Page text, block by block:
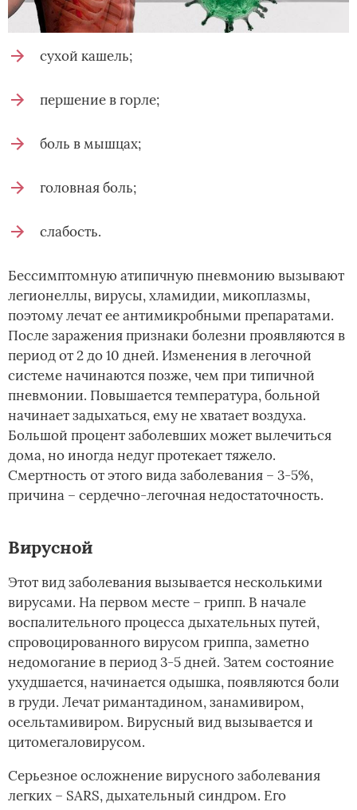
сухой кашель;
першение в горле;
боль в мышцах;
головная боль;
слабость.
Бессимптомную атипичную пневмонию вызывают
легионеллы, вирусы, хламидии, микоплазмы,
поэтому лечат ее антимикробными препаратами.
После заражения признаки болезни проявляются в
период от 2 до 10 дней. Изменения в легочной
системе начинаются позже, чем при типичной
пневмонии. Повышается температура, больной
начинает задыхаться, ему не хватает воздуха.
Большой процент заболевших может вылечиться
дома, но иногда недуг протекает тяжело.
Смертность от этого вида заболевания – 3-5%,
причина – сердечно-легочная недостаточность.
Вирусной
Этот вид заболевания вызывается несколькими
вирусами. На первом месте – грипп. В начале
воспалительного процесса дыхательных путей,
спровоцированного вирусом гриппа, заметно
недомогание в период 3-5 дней. Затем состояние
ухудшается, начинается одышка, появляются боли
в груди. Лечат римантадином, занамивиром,
осельтамивиром. Вирусный вид вызывается и
цитомегаловирусом.
Серьезное осложнение вирусного заболевания
легких – SARS, дыхательный синдром. Его